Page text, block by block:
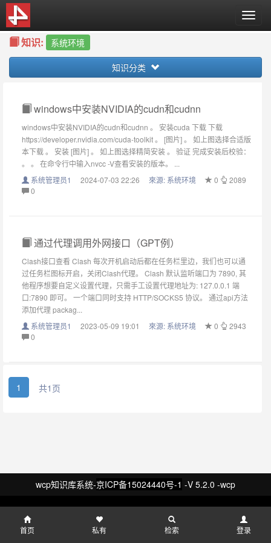
T
o
g
e
g
知识: 系统环境
知识分类
windows中安装NVIDIA的cudn和cudnn
windows中安装NVIDIA的cudn和cudnn 。 安装cuda 下载 下载
https://developer.nvidia.com/cuda-toolkit 。 [图片] 。 如上图选择合适版
本下载 。 安装 [图片] 。 如上图选择精简安装 。 验证 完成安装后校验：
。 。 在命令行中输入nvcc -V查看安装的版本。 ...
系统管理员1
2024-07-03 22:26 來源: 系统环境 0
2089
0
通过代理调用外网接口（GPT例）
Clash接口查看 Clash 每次开机启动后都在任务栏里边，我们也可以通
过任务栏图标开启，关闭Clash代理。 Clash 默认监听端口为 7890, 其
他程序想要自定义设置代理，只需手工设置代理地址为: 127.0.0.1 端
口:7890 即可。 一个端口同时支持 HTTP/SOCKS5 协议。 通过api方法
添加代理 packag...
系统管理员1
2023-05-09 19:01 來源: 系统环境 0
2943
0
1 共1页
wcp知识库系统-京ICP备15024440号-1 -V 5.2.0 -wcp
首页 私有 检索 登录